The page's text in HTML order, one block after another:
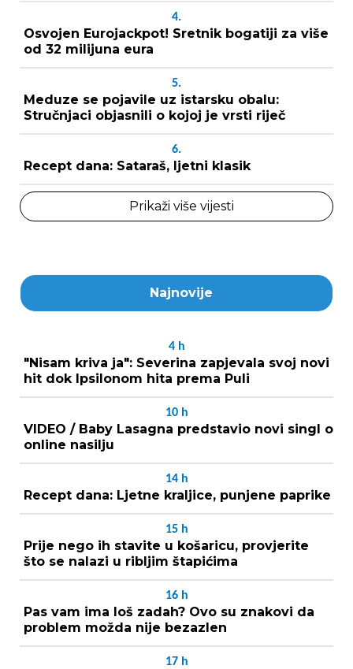
4.
Osvojen Eurojackpot! Sretnik bogatiji za više
od 32 milijuna eura
5.
Meduze se pojavile uz istarsku obalu:
Stručnjaci objasnili o kojoj je vrsti riječ
6.
Recept dana: Sataraš, ljetni klasik
Prikaži više vijesti
Najnovije
4 h
"Nisam kriva ja": Severina zapjevala svoj novi
hit dok Ipsilonom hita prema Puli
10 h
VIDEO / Baby Lasagna predstavio novi singl o
online nasilju
14 h
Recept dana: Ljetne kraljice, punjene paprike
15 h
Prije nego ih stavite u košaricu, provjerite
što se nalazi u ribljim štapićima
16 h
Pas vam ima loš zadah? Ovo su znakovi da
problem možda nije bezazlen
17 h